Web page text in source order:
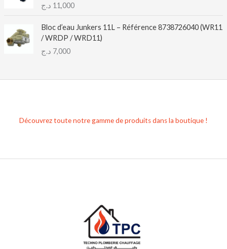
11,000 د.ج
Bloc d’eau Junkers 11L – Référence 8738726040 (WR11
/ WRDP / WRD11)
7,000 د.ج
Découvrez toute notre gamme de produits dans la boutique !